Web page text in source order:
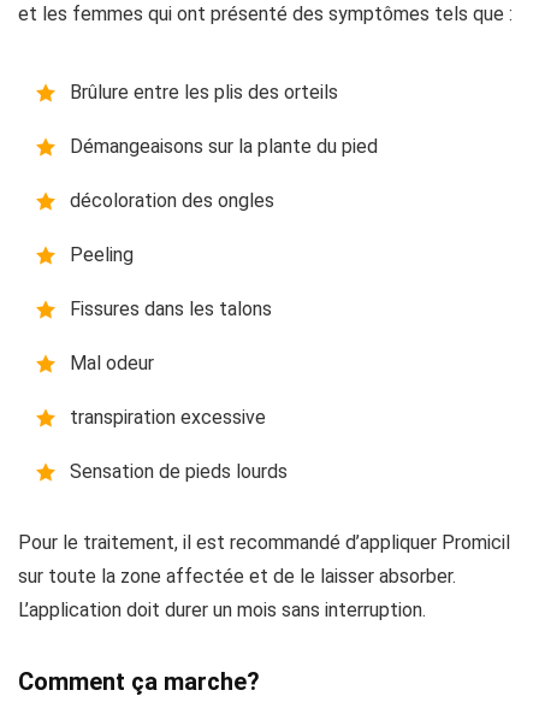
et les femmes qui ont présenté des symptômes tels que :
Brûlure entre les plis des orteils
Démangeaisons sur la plante du pied
décoloration des ongles
Peeling
Fissures dans les talons
Mal odeur
transpiration excessive
Sensation de pieds lourds
Pour le traitement, il est recommandé d’appliquer Promicil
sur toute la zone affectée et de le laisser absorber.
L’application doit durer un mois sans interruption.
Comment ça marche?